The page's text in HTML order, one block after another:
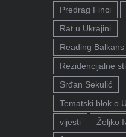
Predrag Finci
Rat u Ukrajini
Reading Balkans
Rezidencijalne
Srđan Sekulić
Tematski blok o
vijesti
Željko